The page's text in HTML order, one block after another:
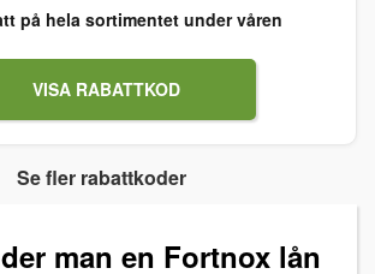
på hela sortimentet under våren
VISA RABATTKOD
Se fler rabattkoder
man en Fortnox lån